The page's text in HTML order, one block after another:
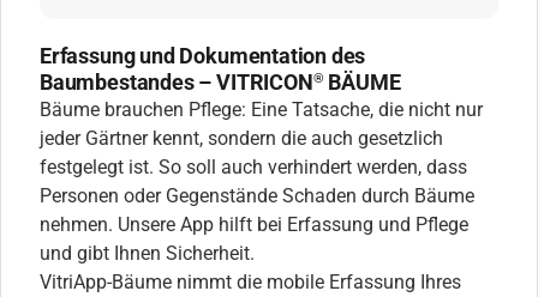
Erfassung und Dokumentation des
Baumbestandes – VITRICON® BÄUME
Bäume brauchen Pflege: Eine Tatsache, die nicht nur
jeder Gärtner kennt, sondern die auch gesetzlich
festgelegt ist. So soll auch verhindert werden, dass
Personen oder Gegenstände Schaden durch Bäume
nehmen. Unsere App hilft bei Erfassung und Pflege
und gibt Ihnen Sicherheit.
VitriApp-Bäume nimmt die mobile Erfassung Ihres